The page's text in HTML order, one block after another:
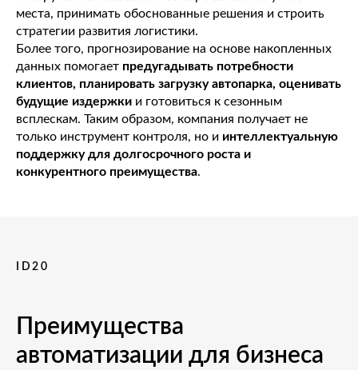
места, принимать обоснованные решения и строить
стратегии развития логистики.
Более того, прогнозирование на основе накопленных
данных помогает предугадывать потребности
клиентов, планировать загрузку автопарка, оценивать
будущие издержки и готовиться к сезонным
всплескам. Таким образом, компания получает не
только инструмент контроля, но и интеллектуальную
поддержку для долгосрочного роста и
конкурентного преимущества.
ID20
Преимущества
автоматизации для бизнеса